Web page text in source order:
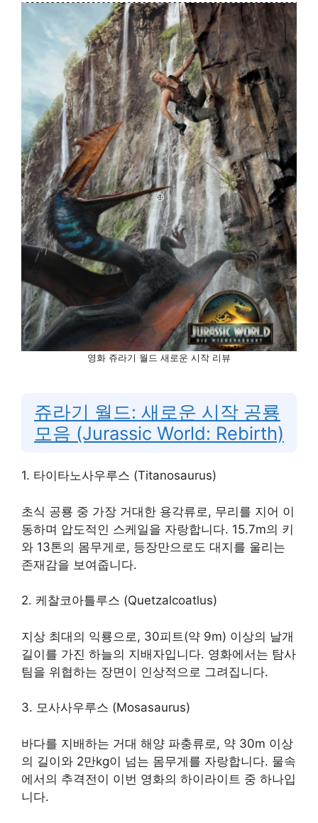
영화 쥬라기 월드 새로운 시작 리뷰
쥬라기 월드: 새로운 시작 공룡
모음 (Jurassic World: Rebirth)
1. 타이타노사우루스 (Titanosaurus)
초식 공룡 중 가장 거대한 용각류로, 무리를 지어 이
동하며 압도적인 스케일을 자랑합니다. 15.7m의 키
와 13톤의 몸무게로, 등장만으로도 대지를 울리는
존재감을 보여줍니다.
2. 케찰코아틀루스 (Quetzalcoatlus)
지상 최대의 익룡으로, 30피트(약 9m) 이상의 날개
길이를 가진 하늘의 지배자입니다. 영화에서는 탐사
팀을 위협하는 장면이 인상적으로 그려집니다.
3. 모사사우루스 (Mosasaurus)
바다를 지배하는 거대 해양 파충류로, 약 30m 이상
의 길이와 2만kg이 넘는 몸무게를 자랑합니다. 물속
에서의 추격전이 이번 영화의 하이라이트 중 하나입
니다.